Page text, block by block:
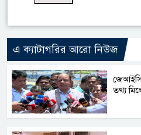
এ ক্যাটাগরির আরো নিউজ
তথ্য